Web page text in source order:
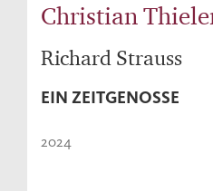
Christian
Richard Strauss
EIN ZEITGENOSSE
2024